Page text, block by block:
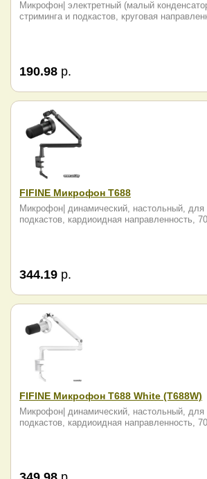
Onikuma
Panasonic
Poly
Ritmix
SteelSeries
Sven
Technics
Thermaltake
Xiaomi
Оклик
Микрофон| электретный (малый
стриминга и подкастов, круговая
190.98 р.
FIFINE Микрофон T688
Микрофон| динамический, настольный, для
подкастов, кардиоидная направленность,
344.19 р.
FIFINE Микрофон T688 White (T688W)
Микрофон| динамический, настольный, для
подкастов, кардиоидная направленность,